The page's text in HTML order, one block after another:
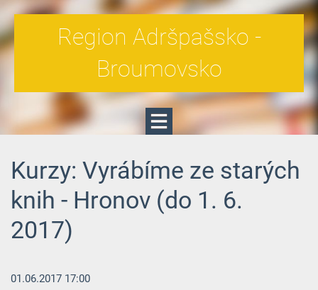
Region Adršpašsko -
Broumovsko
Kurzy: Vyrábíme ze starých
knih - Hronov (do 1. 6.
2017)
01.06.2017 17:00